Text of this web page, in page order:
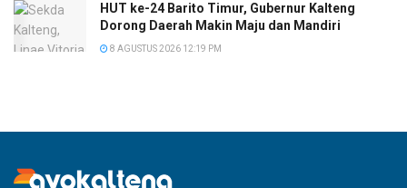
HUT ke-24 Barito Timur, Gubernur Kalteng
Dorong Daerah Makin Maju dan Mandiri
8 AGUSTUS 2026 12:19 PM